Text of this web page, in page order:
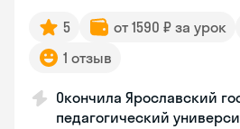
5 от 1590 ₽ за урок
1 отзыв
Окончила Ярославский
педагогический